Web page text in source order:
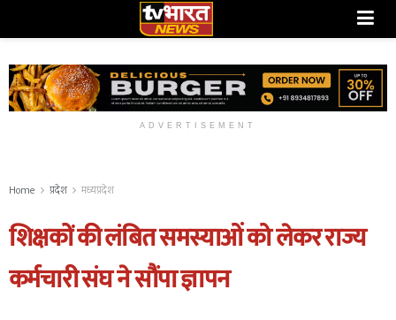
ADVERTISEMENT
Home प्रदेश मध्यप्रदेश
शिक्षकों की लंबित समस्याओं को लेकर राज्य
कर्मचारी संघ ने सौंपा ज्ञापन